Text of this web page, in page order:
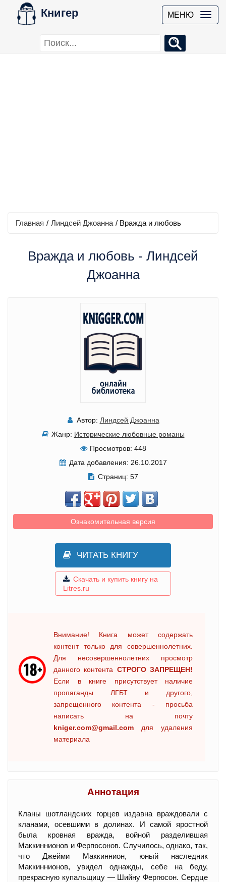
Книгер МЕНЮ
Главная / Линдсей Джоанна / Вражда и любовь
Вражда и любовь - Линдсей
Джоанна
Автор: Линдсей Джоанна
Жанр: Исторические любовные романы
Просмотров: 448
Дата добавления: 26.10.2017
Страниц: 57
Ознакомительная версия
ЧИТАТЬ КНИГУ
Скачать и купить книгу на
Litres.ru
Внимание! Книга может содержать
контент только для совершеннолетних.
Для несовершеннолетних просмотр
данного контента СТРОГО ЗАПРЕЩЕН!
Если в книге присутствует наличие
пропаганды ЛГБТ и другого,
запрещенного контента - просьба
написать на почту
kniger.com@gmail.com для удаления
материала
Аннотация
Кланы шотландских горцев издавна враждовали с
кланами, осевшими в долинах. И самой яростной
была кровная вражда, войной разделившая
Маккиннионов и Фергюсонов. Случилось, однако, так,
что Джейми Маккиннион, юный наследник
Маккиннионов, увидел однажды, себе на беду,
прекрасную купальщицу — Шийну Фергюсон. Сердце